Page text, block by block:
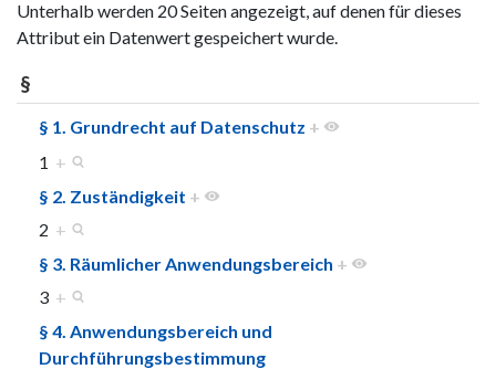
Unterhalb werden 20 Seiten angezeigt, auf denen für dieses
Attribut ein Datenwert gespeichert wurde.
§
§ 1. Grundrecht auf Datenschutz +
1 +
§ 2. Zuständigkeit +
2 +
§ 3. Räumlicher Anwendungsbereich +
3 +
§ 4. Anwendungsbereich und
Durchführungsbestimmung